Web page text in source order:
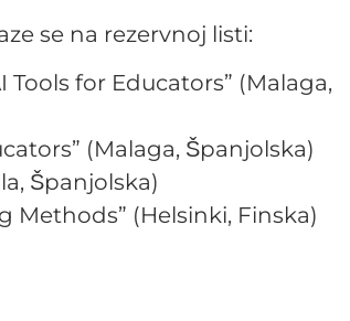
se na rezervnoj listi:
Tools for Educators” (Malaga,
(Malaga, Španjolska)
Španjolska)
Methods” (Helsinki, Finska)